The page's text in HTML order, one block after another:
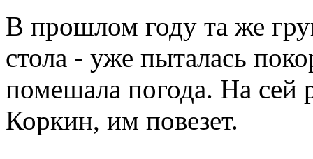
В прошлом году та же
стола - уже пыталась
помешала погода. На сей
Коркин, им повезет.